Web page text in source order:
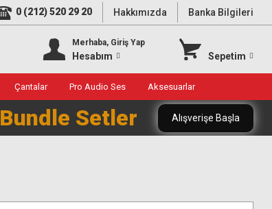
0 (212) 520 29 20 Hakkımızda Banka Bilgileri
Merhaba, Giriş Yap
Hesabım Sepetim
Çantalar Pro Audio Ses Aksesuarlar
Bundle Setler Alışverişe Başla